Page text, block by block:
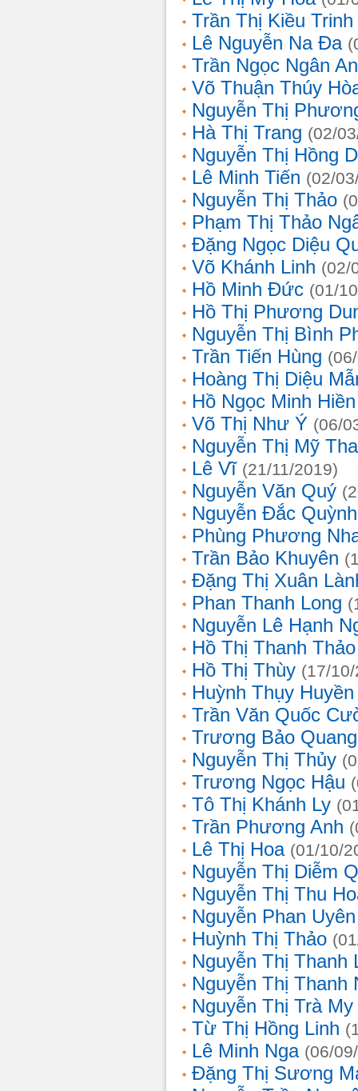
Trần Thị Kiều Trinh
Lê Nguyễn Na Đa
Trần Ngọc Ngân
Võ Thuận Thúy
Nguyễn Thị
Hà Thị Trang (02/
Nguyễn Thị Hồng
Lê Minh Tiến (02/
Nguyễn Thị Thảo
Phạm Thị Thảo
Đặng Ngọc Diệu
Võ Khánh Linh (02/
Hồ Minh Đức (01/
Hồ Thị Phương
Nguyễn Thị Bình
Trần Tiến Hùng
Hoàng Thị Diệu
Hồ Ngọc Minh Hiền
Võ Thị Như Ý (06/
Nguyễn Thị Mỹ
Lê Vĩ (21/11/2019)
Nguyễn Văn Quý
Nguyễn Đắc
Phùng Phương
Trần Bảo Khuyên
Đặng Thị Xuân
Phan Thanh Long
Nguyễn Lê Hạnh
Hồ Thị Thanh Thảo
Hồ Thị Thùy (17/
Huỳnh Thụy
Trần Văn Quốc
Trương Bảo
Nguyễn Thị Thủy
Trương Ngọc Hậu
Tô Thị Khánh Ly
Trần Phương Anh
Lê Thị Hoa (01/10/
Nguyễn Thị Diễm
Nguyễn Thị Thu
Nguyễn Phan
Huỳnh Thị Thảo
Nguyễn Thị Thanh
Nguyễn Thị Thanh
Nguyễn Thị Trà My
Từ Thị Hồng Linh
Lê Minh Nga (06/
Đặng Thị Sương